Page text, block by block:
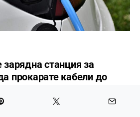
зарядна станция за
прокарате кабели до